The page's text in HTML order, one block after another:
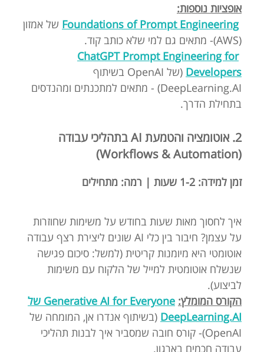
אופציות נוספות:
Foundations of Prompt Engineering של אמזון
(AWS)- מתאים גם למי שלא כותב קוד.
ChatGPT Prompt Engineering for
Developers
(של OpenAI בשיתוף
DeepLearning.AI) - מתאים למתכנתים ומהנדסים
בתחילת הדרך.
2. אוטומציה והטמעת AI בתהליכי עבודה
(Workflows & Automation)
זמן למידה: 1-2 שעות | רמה: מתחילים
איך לחסוך מאות שעות בחודש על משימות שחוזרות
על עצמן? חיבור בין כלי AI שונים ליצירת רצף עבודה
אוטומטי היא מיומנות קריטית (למשל: סיכום פגישה
שנשלח אוטומטית למייל של הלקוח עם משימות
לביצוע).
הקורס המומלץ:
Generative AI for Everyone של
DeepLearning.AI (בשיתוף אנדרו אן, המומחה של
OpenAI)- קורס חובה שמסביר איך לבנות תהליכי
עבודה חכמים בארגון.